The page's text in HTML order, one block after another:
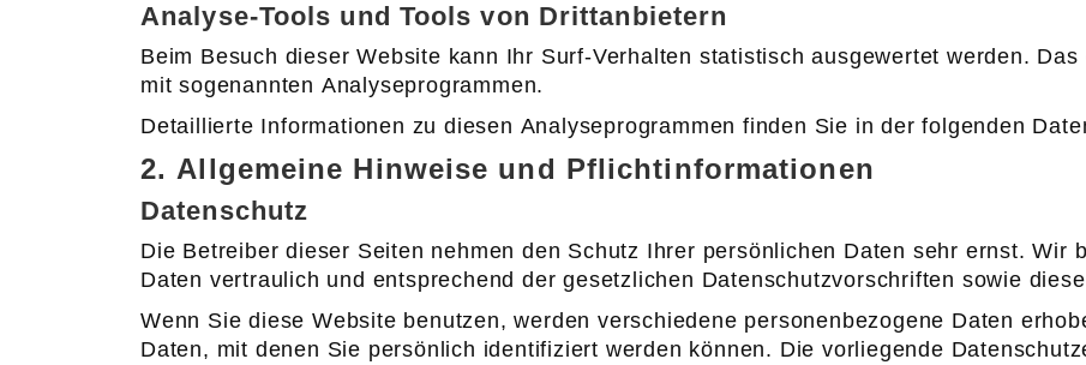
Analyse-Tools und Tools von Drittanbietern
Beim Besuch dieser Website kann Ihr Surf-Verhalten statistisch ausgewertet werden.
mit sogenannten Analyseprogrammen.
Detaillierte Informationen zu diesen Analyseprogrammen finden Sie in der folgenden
2. Allgemeine Hinweise und Pflichtinformationen
Datenschutz
Die Betreiber dieser Seiten nehmen den Schutz Ihrer persönlichen Daten sehr ernst. Wir
Daten vertraulich und entsprechend der gesetzlichen Datenschutzvorschriften sowie
Wenn Sie diese Website benutzen, werden verschiedene personenbezogene Daten
Daten, mit denen Sie persönlich identifiziert werden können. Die vorliegende